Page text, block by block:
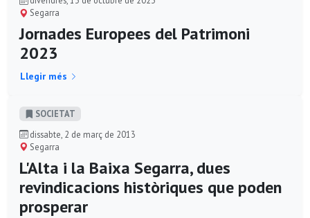
Segarra
Jornades Europees del Patrimoni
2023
Llegir més
SOCIETAT
dissabte, 2 de març de 2013
Segarra
L'Alta i la Baixa Segarra, dues
revindicacions històriques que poden
prosperar